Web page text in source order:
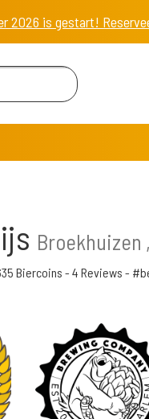
2026 is gestart!
Broekhuizen
Biercoins - 4 Reviews -